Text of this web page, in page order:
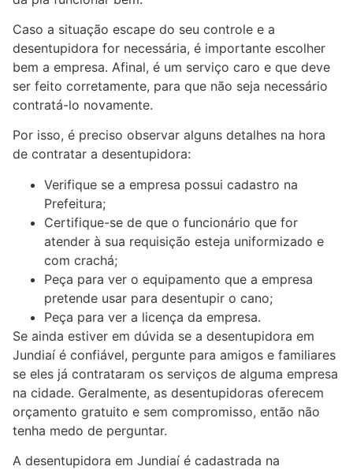
Caso a situação escape do seu controle e a
desentupidora for necessária, é importante escolher
bem a empresa. Afinal, é um serviço caro e que deve
ser feito corretamente, para que não seja necessário
contratá-lo novamente.
Por isso, é preciso observar alguns detalhes na hora
de contratar a desentupidora:
Verifique se a empresa possui cadastro na
Prefeitura;
Certifique-se de que o funcionário que for
atender à sua requisição esteja uniformizado e
com crachá;
Peça para ver o equipamento que a empresa
pretende usar para desentupir o cano;
Peça para ver a licença da empresa.
Se ainda estiver em dúvida se a desentupidora em
Jundiaí é confiável, pergunte para amigos e familiares
se eles já contrataram os serviços de alguma empresa
na cidade. Geralmente, as desentupidoras oferecem
orçamento gratuito e sem compromisso, então não
tenha medo de perguntar.
A desentupidora em Jundiaí é cadastrada na